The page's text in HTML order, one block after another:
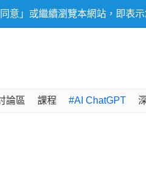
意」或繼續瀏覽本網站，即表
論區 課程 #AI ChatGPT